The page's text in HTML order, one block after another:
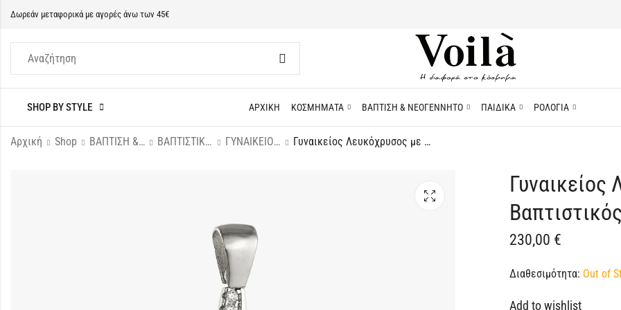
Δωρεάν μεταφορικά με αγορές άνω των 45€
SHOP BY STYLE ΑΡΧΙΚΗ ΚΟΣΜΗΜΑΤΑ ΒΑΠΤΙΣΗ & ΝΕΟΓΕΝΝΗΤΟ ΠΑΙΔΙΚΑ ΡΟΛΟΓΙΑ
Αρχική Shop ΒΑΠΤΙΣΗ & ΝΕΟΓΕΝΝΗΤΟ ΒΑΠΤΙΣΤΙΚΟΙ ΣΤΑΥΡΟΙ ΓΥΝΑΙΚΕΙΟΙ ΣΤΑΥΡΟΙ Γυναικείος Λευκόχρυσος με Αλυσίδα Βαπτιστικός Σταυρός 9Κ 57464
230,00 €
Διαθεσιμότητα: Out of
Add to wishlist